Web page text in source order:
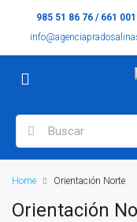
985 51 86 76 / 661 001
Home Orientación Norte
Orientación